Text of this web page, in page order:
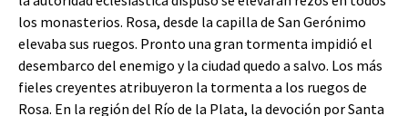
los monasterios. Rosa, desde la capilla de San Gerónimo
elevaba sus ruegos. Pronto una gran tormenta impidió el
desembarco del enemigo y la ciudad quedo a salvo. Los más
fieles creyentes atribuyeron la tormenta a los ruegos de
Rosa. En la región del Río de la Plata, la devoción por Santa